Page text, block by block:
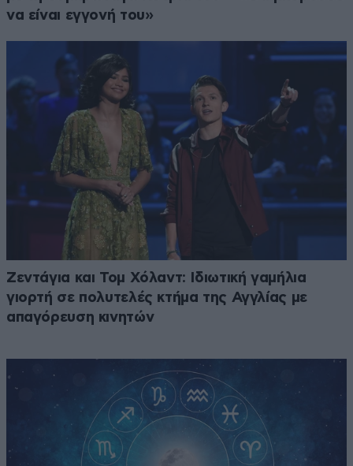
να είναι εγγονή του»
Ζεντάγια και Τομ Χόλαντ: Ιδιωτική γαμήλια
γιορτή σε πολυτελές κτήμα της Αγγλίας με
απαγόρευση κινητών